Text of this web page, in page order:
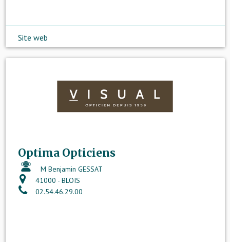
Site web
Optima Opticiens
M Benjamin GESSAT
41000 - BLOIS
02.54.46.29.00